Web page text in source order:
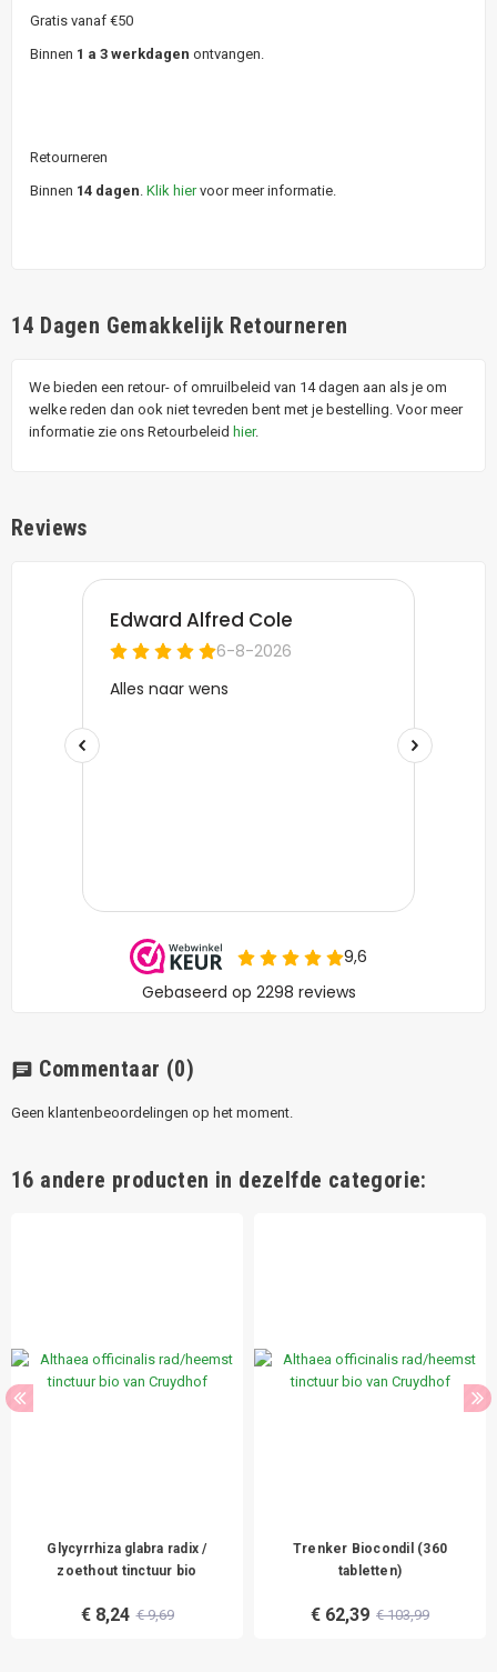
Gratis vanaf €50
Binnen 1 a 3 werkdagen ontvangen.
Retourneren
Binnen 14 dagen Klik hiervoor meer informatie.
14 Dagen Gemakkelijk Retourneren
We bieden een retour- of omruilbeleid van 14 dagen aan als je om
welke reden dan ook niet tevreden bent met je bestelling. Voor meer
informatie zie ons Retourbeleid hier.
Reviews
chat Commentaar (0)
Geen klantenbeoordelingen op het moment.
16 andere producten in dezelfde categorie:
Glycyrrhiza glabra radix /
zoethout tinctuur bio
€ 8,24 € 9,69
Trenker Biocondil (360
tabletten)
€ 62,39 € 103,99